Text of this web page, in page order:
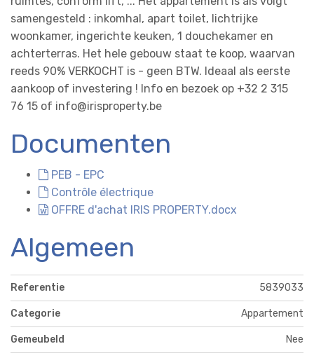
samengesteld : inkomhal, apart toilet, lichtrijke
woonkamer, ingerichte keuken, 1 douchekamer en
achterterras. Het hele gebouw staat te koop, waarvan
reeds 90% VERKOCHT is - geen BTW. Ideaal als eerste
aankoop of investering ! Info en bezoek op +32 2 315
76 15 of info@irisproperty.be
Documenten
PEB - EPC
Contrôle électrique
OFFRE d'achat IRIS PROPERTY.docx
Algemeen
Referentie 5839033
Categorie Appartement
Gemeubeld Nee